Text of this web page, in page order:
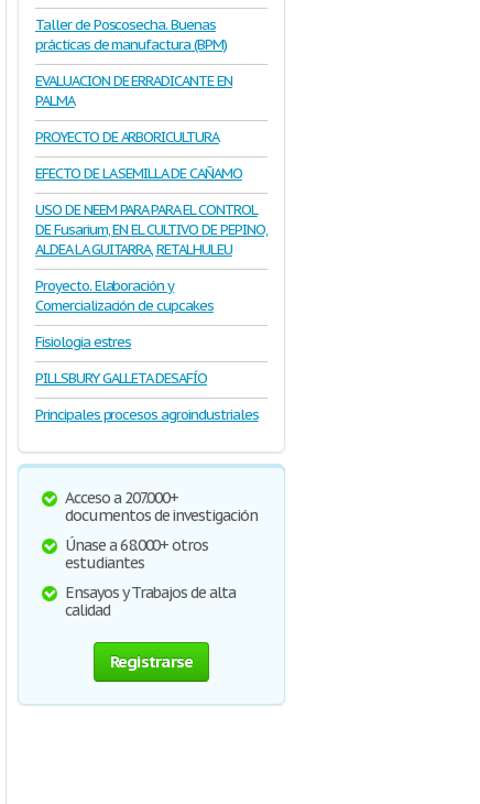
Taller de Poscosecha. Buenas
prácticas de manufactura (BPM)
EVALUACION DE ERRADICANTE EN
PALMA
PROYECTO DE ARBORICULTURA
EFECTO DE LA SEMILLA DE CAÑAMO
USO DE NEEM PARA PARA EL CONTROL
DE Fusarium, EN EL CULTIVO DE PEPINO,
ALDEA LA GUITARRA, RETALHULEU
Proyecto. Elaboración y
Comercialización de cupcakes
Fisiologia estres
PILLSBURY GALLETA DESAFÍO
Principales procesos agroindustriales
Acceso a 207.000+
documentos de investigación
Únase a 68.000+ otros
estudiantes
Ensayos y Trabajos de alta
calidad
Registrarse